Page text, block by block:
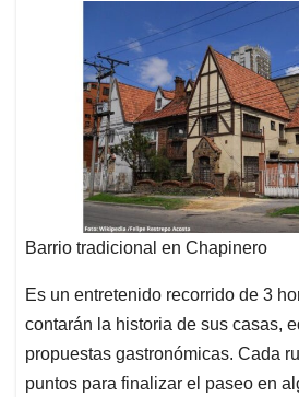
Barrio tradicional en Chapinero
Es un entretenido recorrido de 3
contarán la historia de sus casas,
propuestas gastronómicas. Cada
puntos para finalizar el paseo en